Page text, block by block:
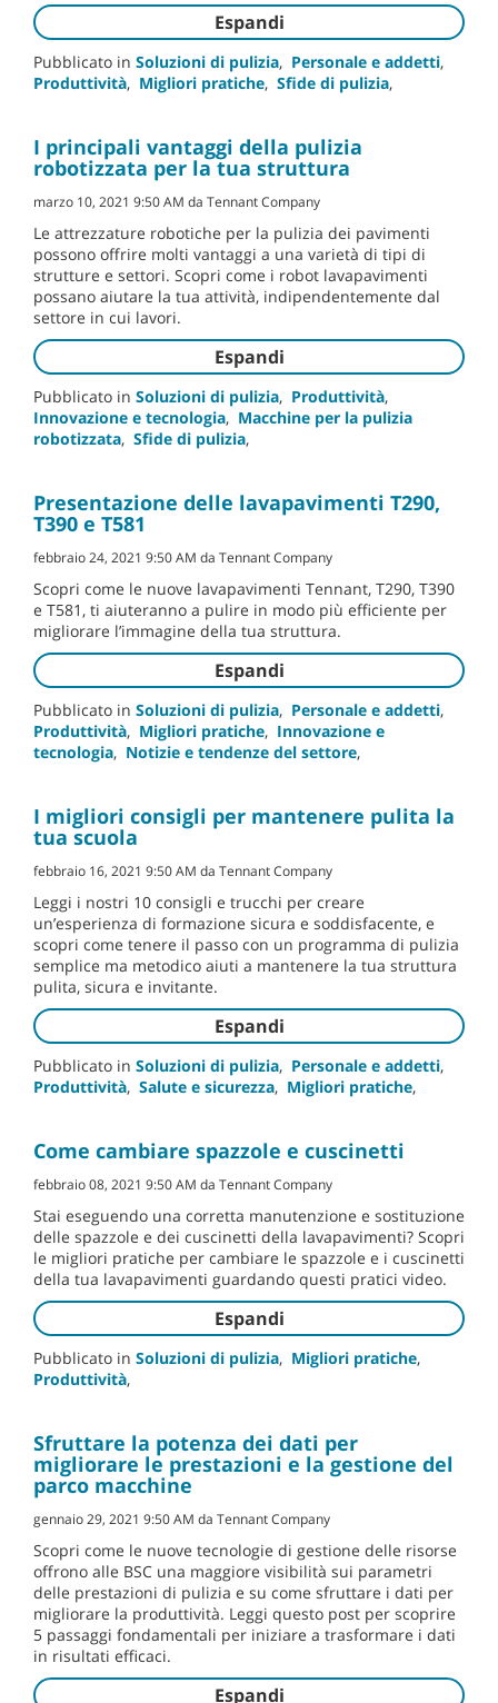
Espandi
Pubblicato in Soluzioni di pulizia, Personale e addetti,
Produttività, Migliori pratiche, Sfide di pulizia,
I principali vantaggi della pulizia
robotizzata per la tua struttura
marzo 10, 2021 9:50 AM da Tennant Company
Le attrezzature robotiche per la pulizia dei pavimenti
possono offrire molti vantaggi a una varietà di tipi di
strutture e settori. Scopri come i robot lavapavimenti
possano aiutare la tua attività, indipendentemente dal
settore in cui lavori.
Espandi
Pubblicato in Soluzioni di pulizia, Produttività,
Innovazione e tecnologia, Macchine per la pulizia
robotizzata, Sfide di pulizia,
Presentazione delle lavapavimenti T290,
T390 e T581
febbraio 24, 2021 9:50 AM da Tennant Company
Scopri come le nuove lavapavimenti Tennant, T290, T390
e T581, ti aiuteranno a pulire in modo più efficiente per
migliorare l’immagine della tua struttura.
Espandi
Pubblicato in Soluzioni di pulizia, Personale e addetti,
Produttività, Migliori pratiche, Innovazione e
tecnologia, Notizie e tendenze del settore,
I migliori consigli per mantenere pulita la
tua scuola
febbraio 16, 2021 9:50 AM da Tennant Company
Leggi i nostri 10 consigli e trucchi per creare
un’esperienza di formazione sicura e soddisfacente, e
scopri come tenere il passo con un programma di pulizia
semplice ma metodico aiuti a mantenere la tua struttura
pulita, sicura e invitante.
Espandi
Pubblicato in Soluzioni di pulizia, Personale e addetti,
Produttività, Salute e sicurezza, Migliori pratiche,
Come cambiare spazzole e cuscinetti
febbraio 08, 2021 9:50 AM da Tennant Company
Stai eseguendo una corretta manutenzione e sostituzione
delle spazzole e dei cuscinetti della lavapavimenti? Scopri
le migliori pratiche per cambiare le spazzole e i cuscinetti
della tua lavapavimenti guardando questi pratici video.
Espandi
Pubblicato in Soluzioni di pulizia, Migliori pratiche,
Produttività,
Sfruttare la potenza dei dati per
migliorare le prestazioni e la gestione del
parco macchine
gennaio 29, 2021 9:50 AM da Tennant Company
Scopri come le nuove tecnologie di gestione delle risorse
offrono alle BSC una maggiore visibilità sui parametri
delle prestazioni di pulizia e su come sfruttare i dati per
migliorare la produttività. Leggi questo post per scoprire
5 passaggi fondamentali per iniziare a trasformare i dati
in risultati efficaci.
Espandi